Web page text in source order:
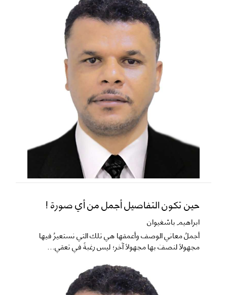
حين تكون التفاصيل أجمل من أي صورة !
ابراهيم باشغيوان
​أجملُ معاني الوصف وأعمقها هي تلك التي نستعيرُ فيها
مجهولاً لنصفَ بها مجهولاً آخر؛ ليس رغبةً في تعقي...